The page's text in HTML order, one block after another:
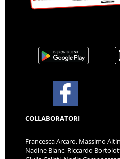
COLLABORATORI
Francesca Arcaro, Massimo
Nadine Blanc, Riccardo